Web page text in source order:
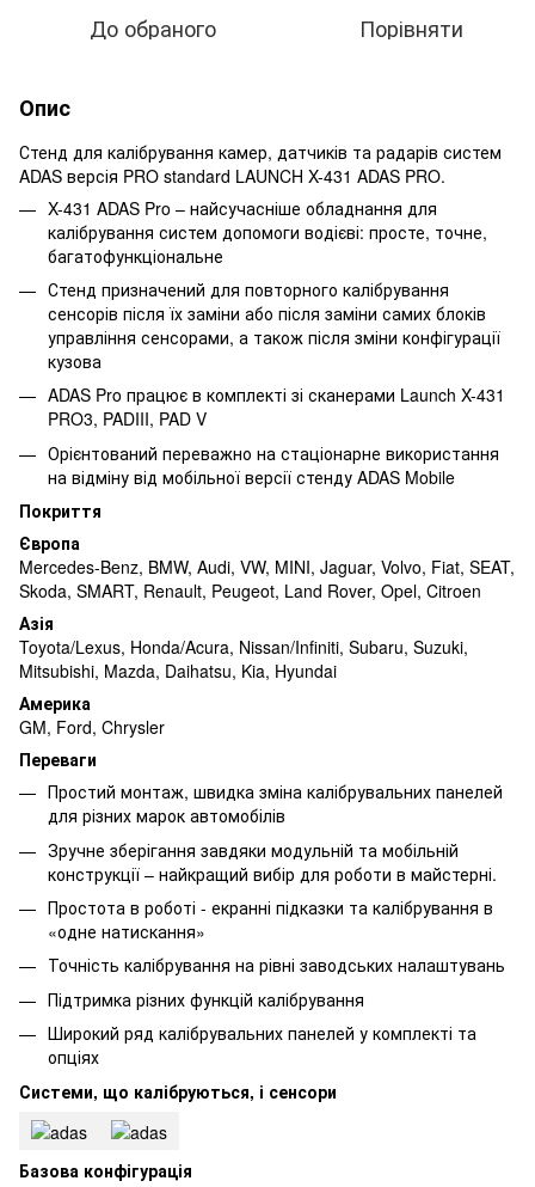
До обраного Порівняти
Опис
Стенд для калібрування камер, датчиків та радарів систем
ADAS версія PRO standard LAUNCH X-431 ADAS PRO.
X-431 ADAS Pro – найсучасніше обладнання для
калібрування систем допомоги водієві: просте, точне,
багатофункціональне
Стенд призначений для повторного калібрування
сенсорів після їх заміни або після заміни самих блоків
управління сенсорами, а також після зміни конфігурації
кузова
ADAS Pro працює в комплекті зі сканерами Launch X-431
PRO3, PADIII, PAD V
Орієнтований переважно на стаціонарне використання
на відміну від мобільної версії стенду ADAS Mobile
Покриття
Європа
Mercedes-Benz, BMW, Audi, VW, MINI, Jaguar, Volvo, Fiat, SEAT,
Skoda, SMART, Renault, Peugeot, Land Rover, Opel, Citroen
Азія
Toyota/Lexus, Honda/Acura, Nissan/Infiniti, Subaru, Suzuki,
Mitsubishi, Mazda, Daihatsu, Kia, Hyundai
Америка
GM, Ford, Chrysler
Переваги
Простий монтаж, швидка зміна калібрувальних панелей
для різних марок автомобілів
Зручне зберігання завдяки модульній та мобільній
конструкції – найкращий вибір для роботи в майстерні.
Простота в роботі - екранні підказки та калібрування в
«одне натискання»
Точність калібрування на рівні заводських налаштувань
Підтримка різних функцій калібрування
Широкий ряд калібрувальних панелей у комплекті та
опціях
Системи, що калібруються, і сенсори
Базова конфігурація